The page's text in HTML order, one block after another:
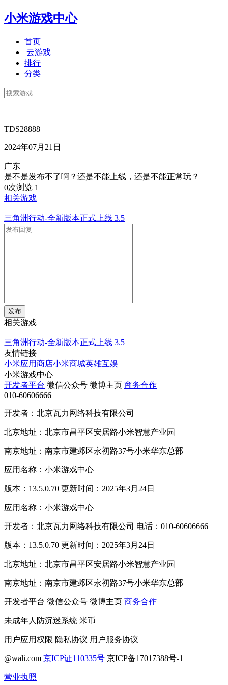
小米游戏中心
首页
云游戏
排行
分类
TDS28888
2024年07月21日
广东
是不是发布不了啊？还是不能上线，还是不能正常玩？
0次浏览 1
相关游戏
三角洲行动-全新版本正式上线 3.5
发布
相关游戏
三角洲行动-全新版本正式上线 3.5
友情链接
小米应用商店小米商城英雄互娱
小米游戏中心
开发者平台 微信公众号 微博主页 商务合作
010-60606666
开发者：北京瓦力网络科技有限公司
北京地址：北京市昌平区安居路小米智慧产业园
南京地址：南京市建邺区永初路37号小米华东总部
应用名称：小米游戏中心
版本：13.5.0.70 更新时间：2025年3月24日
应用名称：小米游戏中心
开发者：北京瓦力网络科技有限公司 电话：010-60606666
版本：13.5.0.70 更新时间：2025年3月24日
北京地址：北京市昌平区安居路小米智慧产业园
南京地址：南京市建邺区永初路37号小米华东总部
开发者平台 微信公众号 微博主页 商务合作
未成年人防沉迷系统 米币
用户应用权限 隐私协议 用户服务协议
@wali.com 京ICP证110335号 京ICP备17017388号-1
营业执照